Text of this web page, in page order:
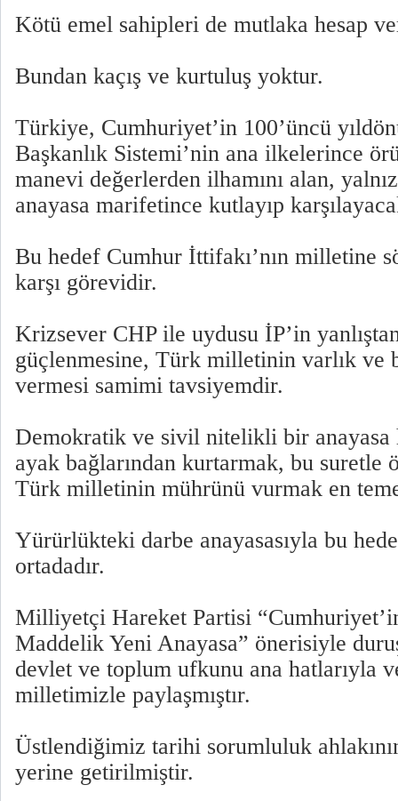
Kötü emel sahipleri de mutlaka hesap
Bundan kaçış ve kurtuluş yoktur.
Türkiye, Cumhuriyet’in 100’üncü
Başkanlık Sistemi’nin ana ilkelerince
manevi değerlerden ilhamını alan,
anayasa marifetince kutlayıp
Bu hedef Cumhur İttifakı’nın milletine
karşı görevidir.
Krizsever CHP ile uydusu İP’in
güçlenmesine, Türk milletinin varlık ve
vermesi samimi tavsiyemdir.
Demokratik ve sivil nitelikli bir anayasa
ayak bağlarından kurtarmak, bu suretle
Türk milletinin mührünü vurmak en
Yürürlükteki darbe anayasasıyla bu
ortadadır.
Milliyetçi Hareket Partisi
Maddelik Yeni Anayasa” önerisiyle
devlet ve toplum ufkunu ana hatlarıyla
milletimizle paylaşmıştır.
Üstlendiğimiz tarihi sorumluluk
yerine getirilmiştir.